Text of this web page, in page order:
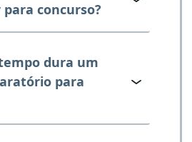
concurso?
dura um
para